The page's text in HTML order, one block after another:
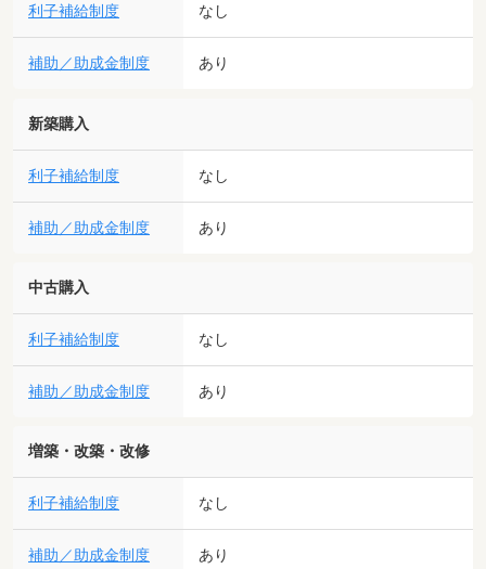
利子補給制度 なし
補助／助成金制度 あり
新築購入
利子補給制度 なし
補助／助成金制度 あり
中古購入
利子補給制度 なし
補助／助成金制度 あり
増築・改築・改修
利子補給制度 なし
補助／助成金制度 あり